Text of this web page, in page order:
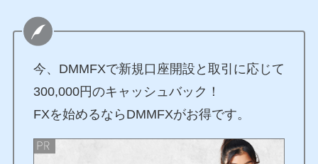
今、DMMFXで新規口座開設と取引に応じて
300,000円のキャッシュバック！
FXを始めるならDMMFXがお得です。